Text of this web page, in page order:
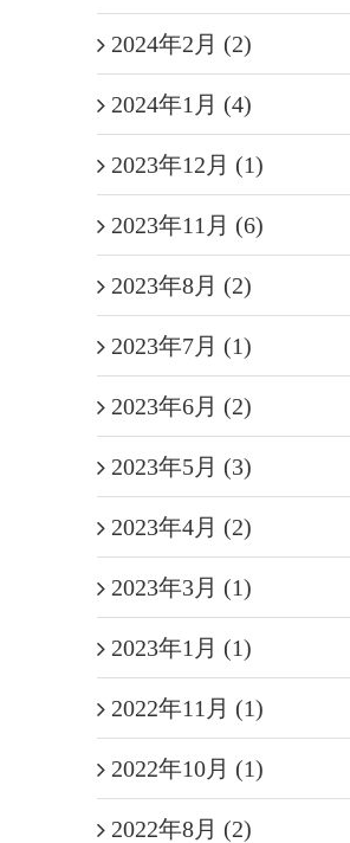
2024年2月 (2)
2024年1月 (4)
2023年12月 (1)
2023年11月 (6)
2023年8月 (2)
2023年7月 (1)
2023年6月 (2)
2023年5月 (3)
2023年4月 (2)
2023年3月 (1)
2023年1月 (1)
2022年11月 (1)
2022年10月 (1)
2022年8月 (2)